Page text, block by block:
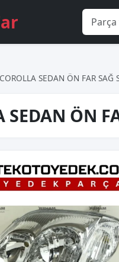
COROLLA SEDAN ÖN FAR
SEDAN ÖN